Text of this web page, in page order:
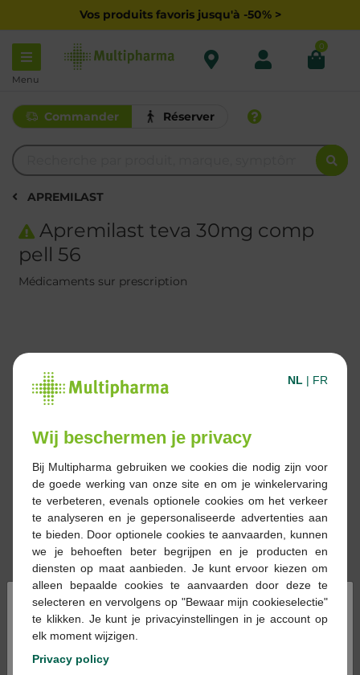
Vos produits favoris jusqu'à -50% >
Menu
0
Commander Réserver
APREMILAST
Apremilast teva 30mg comp
pell 56
Médicaments sur prescription
Commander
×
NL | FR
Wij beschermen je privacy
Bij Multipharma gebruiken we cookies die nodig zijn voor
de goede werking van onze site en om je winkelervaring
te verbeteren, evenals optionele cookies om het verkeer
te analyseren en je gepersonaliseerde advertenties aan
te bieden. Door optionele cookies te aanvaarden, kunnen
we je behoeften beter begrijpen en je producten en
diensten op maat aanbieden. Je kunt ervoor kiezen om
alleen bepaalde cookies te aanvaarden door deze te
selecteren en vervolgens op "Bewaar mijn cookieselectie"
te klikken. Je kunt je privacyinstellingen in je account op
elk moment wijzigen.
Privacy policy